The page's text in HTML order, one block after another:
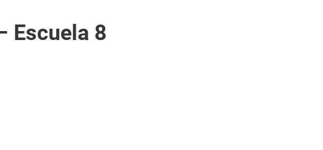
Escuela 8